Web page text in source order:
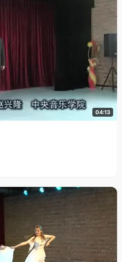
04:13